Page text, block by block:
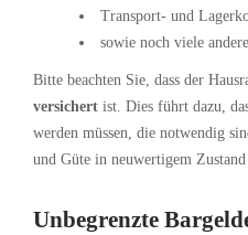
Transport- und
sowie noch viele
Bitte beachten Sie, dass der
versichert ist. Dies führt dazu,
werden müssen, die notwendig
und Güte in neuwertigem
Unbegrenzte